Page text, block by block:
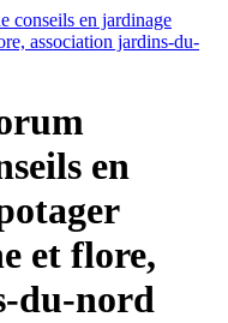
en
et flore,
du-nord